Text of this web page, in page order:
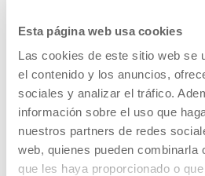
Esta página web usa cookies
Las cookies de este sitio web se
el contenido y los anuncios,
sociales y analizar el tráfico.
información sobre el uso que
nuestros partners de redes
web, quienes pueden combinarla
que les haya proporcionado o
vivido, basándose en el archivo
en super 8 que el tío Luiz reunió y
después de su muerte.